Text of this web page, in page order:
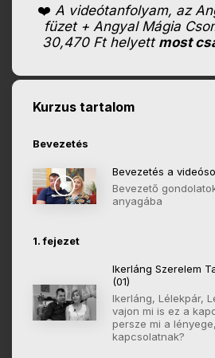
❤️ A videótanfolyam, az
füzet + Angyal Mágia
30,470 Ft helyett most
Kurzus tartalom
Bevezetés
Bevezetés a
Bevezető
anyagába
1. fejezet
Ikerláng Szerelem
(01)
Ikerláng, Lélekpár,
vajon mi is ez a
persze mi a
kapcsolatnak?